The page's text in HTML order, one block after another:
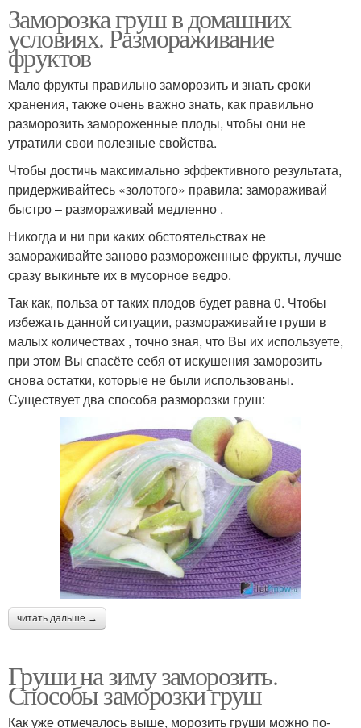
Заморозка груш в домашних
условиях. Размораживание
фруктов
Мало фрукты правильно заморозить и знать сроки
хранения, также очень важно знать, как правильно
разморозить замороженные плоды, чтобы они не
утратили свои полезные свойства.
Чтобы достичь максимально эффективного результата,
придерживайтесь «золотого» правила: замораживай
быстро – размораживай медленно .
Никогда и ни при каких обстоятельствах не
замораживайте заново размороженные фрукты, лучше
сразу выкиньте их в мусорное ведро.
Так как, польза от таких плодов будет равна 0. Чтобы
избежать данной ситуации, размораживайте груши в
малых количествах , точно зная, что Вы их используете,
при этом Вы спасёте себя от искушения заморозить
снова остатки, которые не были использованы.
Существует два способа разморозки груш:
читать дальше →
Груши на зиму заморозить.
Способы заморозки груш
Как уже отмечалось выше, морозить груши можно по-